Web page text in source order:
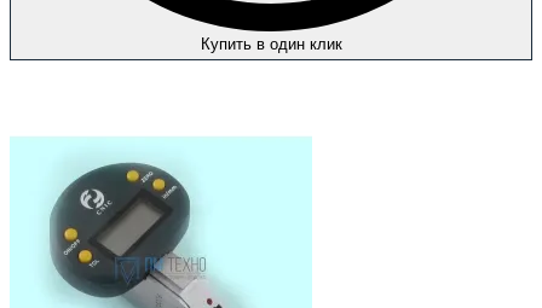
Купить в один клик